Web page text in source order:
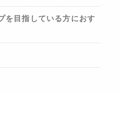
を目指している方におす